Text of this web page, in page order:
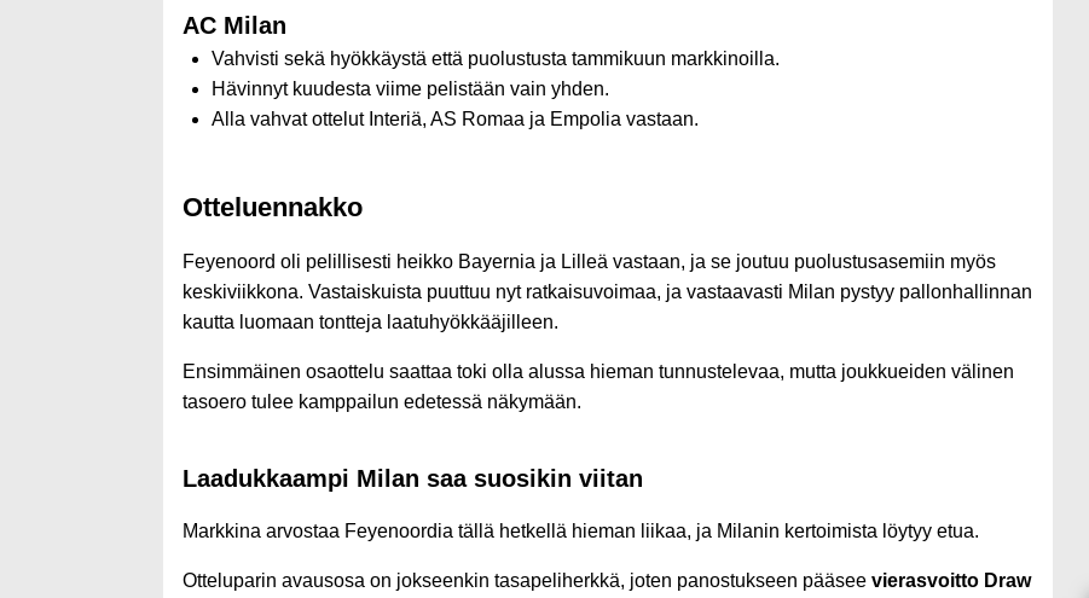
AC Milan
Vahvisti sekä hyökkäystä että puolustusta tammikuun markkinoilla.
Hävinnyt kuudesta viime pelistään vain yhden.
Alla vahvat ottelut Interiä, AS Romaa ja Empolia vastaan.
Otteluennakko
Feyenoord oli pelillisesti heikko Bayernia ja Lilleä vastaan, ja se joutuu puolustusasemiin myös
keskiviikkona. Vastaiskuista puuttuu nyt ratkaisuvoimaa, ja vastaavasti Milan pystyy pallonhallinnan
kautta luomaan tontteja laatuhyökkääjilleen.
Ensimmäinen osaottelu saattaa toki olla alussa hieman tunnustelevaa, mutta joukkueiden välinen
tasoero tulee kamppailun edetessä näkymään.
Laadukkaampi Milan saa suosikin viitan
Markkina arvostaa Feyenoordia tällä hetkellä hieman liikaa, ja Milanin kertoimista löytyy etua.
Otteluparin avausosa on jokseenkin tasapeliherkkä, joten panostukseen pääsee vierasvoitto Draw